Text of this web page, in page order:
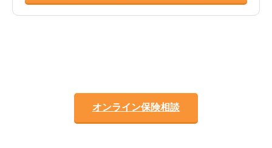
オンライン保険相談